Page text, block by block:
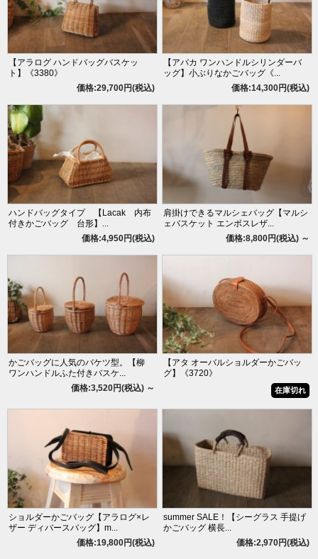
【アラログ ハンドバッグバスケッ
ト】《3380》
価格:29,700円(税込)
【アバカ ワンハンドルシリンダーバ
ッグ】小ぶりなかごバッグ《...
価格:14,300円(税込)
ハンドバッグタイプ 【Lacak 内布
付きかごバッグ 台形】...
価格:4,950円(税込)
肩掛けできるマルシェバッグ【マルシ
ェバスケット エンボスレザ...
価格:8,800円(税込) ～
かごバッグに人気のバケツ型。【柳
ワンハンドルふた付きバスケ...
価格:3,520円(税込) ～
【アタ オーバルショルダーかごバッ
グ】《3720》
在庫切れ
ショルダーかごバッグ【アラログ×レ
ザー ディバースバッグ】m...
価格:19,800円(税込)
summer SALE！【シーグラス 手提げ
かごバッグ 横長...
価格:2,970円(税込)